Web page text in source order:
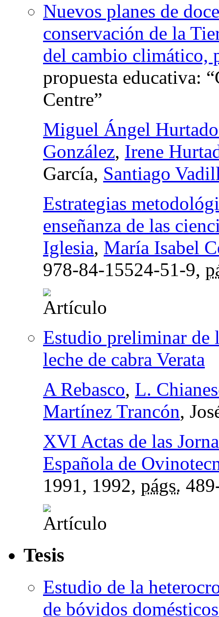
Nuevos planes de
conservación de la
del cambio climático,
propuesta educativa:
Centre”
Miguel Ángel
González, Irene
García, Santiago
Estrategias
enseñanza de las
Iglesia, María Isabel
978-84-15524-51-9,
Estudio preliminar de
leche de cabra Verata
A Rebasco, L.
Martínez Trancón,
XVI Actas de las
Española de
1991, 1992, págs.
Tesis
Estudio de la
de bóvidos